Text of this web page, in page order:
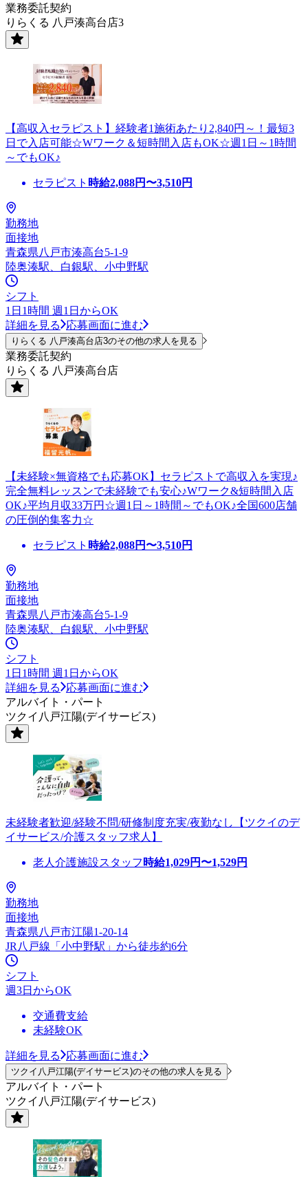
業務委託契約
りらくる 八戸湊高台店3
【高収入セラピスト】経験者1施術あたり2,840円～！最短3
日で入店可能☆Wワーク＆短時間入店もOK☆週1日～1時間
～でもOK♪
セラピスト 時給2,088円〜3,510円
勤務地
面接地
青森県八戸市湊高台5-1-9
陸奥湊駅、白銀駅、小中野駅
シフト
1日1時間 週1日からOK
詳細を見る
応募画面に進む
りらくる 八戸湊高台店3のその他の求人を見る
業務委託契約
りらくる 八戸湊高台店
【未経験×無資格でも応募OK】セラピストで高収入を実現♪
完全無料レッスンで未経験でも安心♪Wワーク&短時間入店
OK♪平均月収33万円☆週1日～1時間～でもOK♪全国600店舗
の圧倒的集客力☆
セラピスト 時給2,088円〜3,510円
勤務地
面接地
青森県八戸市湊高台5-1-9
陸奥湊駅、白銀駅、小中野駅
シフト
1日1時間 週1日からOK
詳細を見る
応募画面に進む
アルバイト・パート
ツクイ八戸江陽(デイサービス)
未経験者歓迎/経験不問/研修制度充実/夜勤なし【ツクイのデ
イサービス/介護スタッフ求人】
老人介護施設スタッフ 時給1,029円〜1,529円
勤務地
面接地
青森県八戸市江陽1-20-14
JR八戸線「小中野駅」から徒歩約6分
シフト
週3日からOK
交通費支給
未経験OK
詳細を見る 応募画面に進む
ツクイ八戸江陽(デイサービス)のその他の求人を見る
アルバイト・パート
ツクイ八戸江陽(デイサービス)